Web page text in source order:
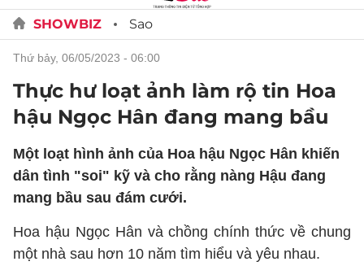
SHOWBIZ Sao
thứ bảy, 06/05/2023 - 06:00
Thực hư loạt ảnh làm rộ tin Hoa
hậu Ngọc Hân đang mang bầu
Một loạt hình ảnh của Hoa hậu Ngọc Hân khiến
dân tình "soi" kỹ và cho rằng nàng Hậu đang
mang bầu sau đám cưới.
Hoa hậu Ngọc Hân và chồng chính thức về chung
một nhà sau hơn 10 năm tìm hiểu và yêu nhau.